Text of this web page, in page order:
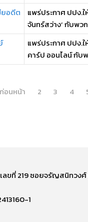
ยอดีต
แพร่ประกาศ ปปง.
จันทร์สว่าง’ กับพ
แพร่ประกาศ ปปง.
คาร์ป ออนไลน์ กับ
ก่อนหน้า 2 3 4
เลขที่ 219 ซอยจรัญสนิทว
1